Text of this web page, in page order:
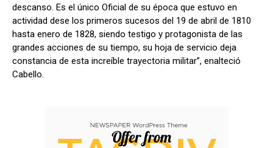
descanso. Es el único Oficial de su época que estuvo en
actividad dese los primeros sucesos del 19 de abril de 1810
hasta enero de 1828, siendo testigo y protagonista de las
grandes acciones de su tiempo, su hoja de servicio deja
constancia de esta increíble trayectoria militar”, enalteció
Cabello.